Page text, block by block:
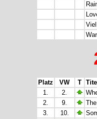
Platz VW T
1.
2.
2.
9.
3.
10.